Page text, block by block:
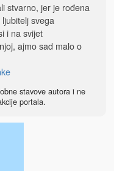
stvarno, jer je rođena
svega
i na svijet
ajmo sad malo o
stavove autora i ne
portala.